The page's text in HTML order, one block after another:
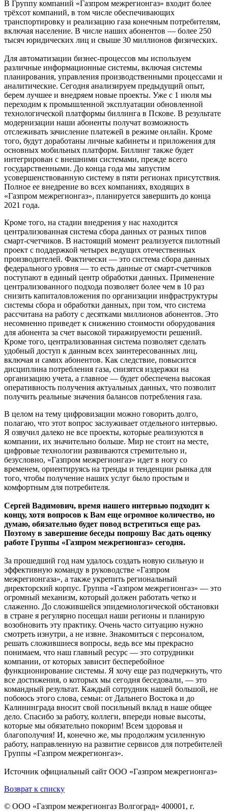
В Группу компаний «Газпром межрегионгаз» входит более
трёхсот компаний, в том числе обеспечивающих
транспортировку и реализацию газа конечным потребителям,
включая население. В числе наших абонентов — более 250
тысяч юридических лиц и свыше 30 миллионов физических.
Для автоматизации бизнес-процессов мы используем
различные информационные системы, включая системы
планирования, управления производственными процессами и
аналитические. Сегодня анализируем предыдущий опыт,
берем лучшее и внедряем новые проекты. Уже с 1 июля мы
переходим к промышленной эксплуатации обновленной
технологической платформы биллинга в Пскове. В результате
модернизации наши абоненты получат возможность
отслеживать зачисление платежей в режиме онлайн. Кроме
того, будут доработаны личные кабинеты и приложения для
основных мобильных платформ. Биллинг также будет
интегрирован с внешними системами, прежде всего
государственными. До конца года мы запустим
усовершенствованную систему в пяти регионах присутствия.
Полное ее внедрение во всех компаниях, входящих в
«Газпром межрегионгаз», планируется завершить до конца
2021 года.
Кроме того, на стадии внедрения у нас находится
централизованная система сбора данных от разных типов
смарт-счетчиков. В настоящий момент реализуется пилотный
проект с поддержкой четырех ведущих отечественных
производителей. Фактически — это система сбора данных
федерального уровня — то есть данные от смарт-счетчиков
поступают в единый центр обработки данных. Применение
централизованного подхода позволяет более чем в 10 раз
снизить капиталовложения по организации инфраструктуры
системы сбора и обработки данных, при том, что система
рассчитана на работу с десятками миллионов абонентов. Это
несомненно приведет к снижению стоимости оборудования
для абонента за счет высокой тиражируемости решений.
Кроме того, централизованная система позволяет сделать
удобный доступ к данным всех заинтересованных лиц,
включая и самих абонентов. Как следствие, повысится
дисциплина потребления газа, снизятся издержки на
организацию учета, а главное — будет обеспечена высокая
оперативность получения актуальных данных, что позволит
получить реальные значения балансов потребления газа.
В целом на тему цифровизации можно говорить долго,
полагаю, что этот вопрос заслуживает отдельного интервью.
Я озвучил далеко не все проекты, которые реализуются в
компании, их значительно больше. Мир не стоит на месте,
цифровые технологии развиваются стремительно и,
безусловно, «Газпром межрегионгаз» идет в ногу со
временем, ориентируясь на тренды и тенденции рынка для
того, чтобы получение наших услуг было простым и
комфортным для потребителя.
Сергей Вадимович, время нашего интервью подходит к
концу, хотя вопросов к Вам еще огромное количество, но
думаю, обязательно будет повод встретиться еще раз.
Поэтому в завершение беседы попрошу Вас дать оценку
работе Группы «Газпром межрегионгаз» сегодня.
За прошедший год нам удалось создать новую сильную и
эффективную команду в руководстве «Газпром
межрегионгаза», а также укрепить региональный
директорский корпус. Группа «Газпром межрегионгаз» — это
огромный механизм, который должен работать четко и
слаженно. До сложившейся эпидемиологической обстановки
в стране я регулярно посещал наши регионы и планирую
возобновить эту практику. Очень часто ситуацию нужно
смотреть изнутри, а не извне. Знакомиться с персоналом,
решать сложившиеся вопросы, ведь все мы прекрасно
понимаем, что наш главный ресурс — это сотрудники
компании, от которых зависит бесперебойное
функционирование системы. Я хочу еще раз подчеркнуть, что
все достижения, о которых мы сегодня беседовали, — это
командный результат. Каждый сотрудник нашей большой, не
побоюсь этого слова, семьи: от Дальнего Востока и до
Калининграда вносит свой посильный вклад в наше общее
дело. Спасибо за работу, коллеги, впереди новые высоты,
которые мы обязательно покорим! Всем здоровья и
благополучия! И, конечно же, мы продолжим усиленную
работу, направленную на развитие сервисов для потребителей
Группы «Газпром межрегионгаз».
Источник официальный сайт ООО «Газпром межрегионгаз»
Возврат к списку
© ООО «Газпром межрегионгаз Волгоград» 400001, г.